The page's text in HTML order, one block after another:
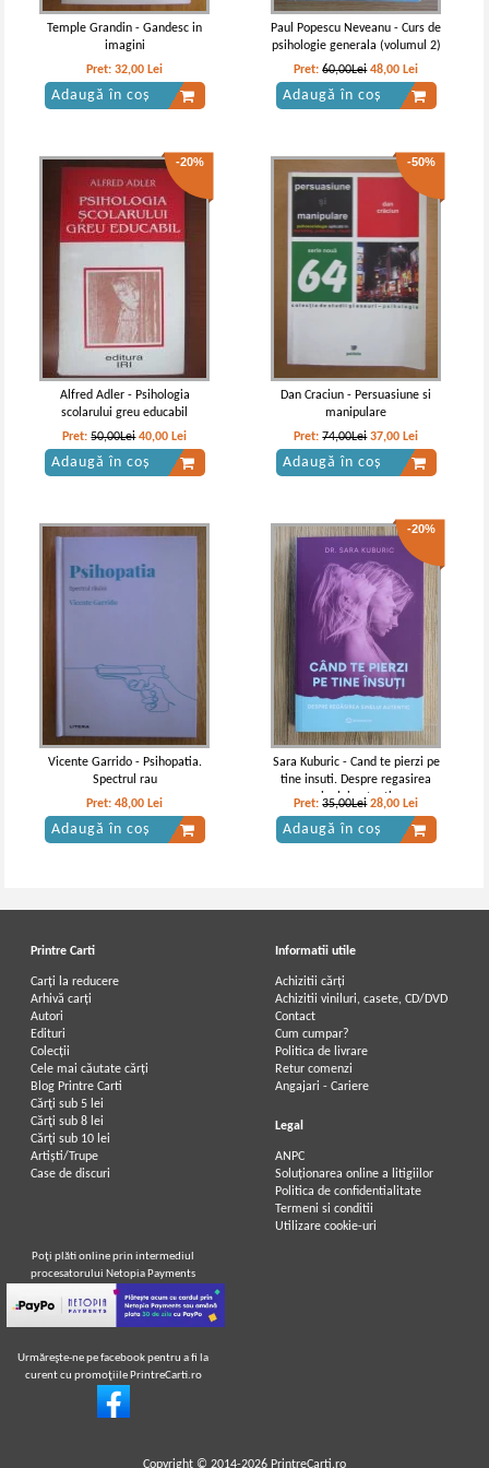
C. G. Jung - Opere complete, vol. 6.
Tipuri psihologice
IN STOC
Pret: 34,00 Lei
Adaugă în coș
C. G. Jung - Opere complete, vol. 3.
Psihogeneza bolilor spiritului
Arhetipurile si inconstientul
colectiv
C. G. Jung - Opere complete, vol. 2.
Psihologia fenomenelor oculte
C. G. Jung - Opere complete, vol. 9 -
Aion. Contributii la simbolistica
C. G. Jung - Opere complete, vol. 7 -
Doua scrieri despre psihologia
analitica
Carl Gustav Jung - Opere complete,
volumul 9, partea 1. Arhetipurile si
Temple Grandin - Gandesc in
imagini
Pret:32,00 Lei
Adaugă în coș
Paul Popescu Neveanu - Curs de
psihologie generala (volumul 2)
Pret:60,00Lei 48,00 Lei
Adaugă în coș
-20%
Alfred Adler - Psihologia
scolarului greu educabil
Pret:50,00Lei 40,00 Lei
Adaugă în coș
-50%
Dan Craciun - Persuasiune si
manipulare
Pret:74,00Lei 37,00 Lei
Adaugă în coș
Vicente Garrido - Psihopatia.
Spectrul rau
Pret:48,00 Lei
Adaugă în coș
-20%
Sara Kuburic - Cand te pierzi pe
tine insuti. Despre regasirea
sinelui autentic
Pret:35,00Lei 28,00 Lei
Adaugă în coș
Printre Carti
Carți la reducere
Arhivă carți
Autori
Edituri
Colecții
Cele mai căutate cărți
Blog Printre Carti
Cărţi sub 5 lei
Cărţi sub 8 lei
Cărţi sub 10 lei
Artiști/Trupe
Case de discuri
Informatii utile
Achizitii cărți
Achizitii viniluri, casete, CD/DVD
Contact
Cum cumpar?
Politica de livrare
Retur comenzi
Angajari - Cariere
Legal
ANPC
Soluționarea online a litigiilor
Politica de confidentialitate
Termeni si conditii
Utilizare cookie-uri
Poţi plăti online prin intermediul
procesatorului Netopia Payments
Urmăreşte-ne pe facebook pentru a fi la
curent cu promoţiile PrintreCarti.ro
Copyright © 2014-2026 PrintreCarti.ro